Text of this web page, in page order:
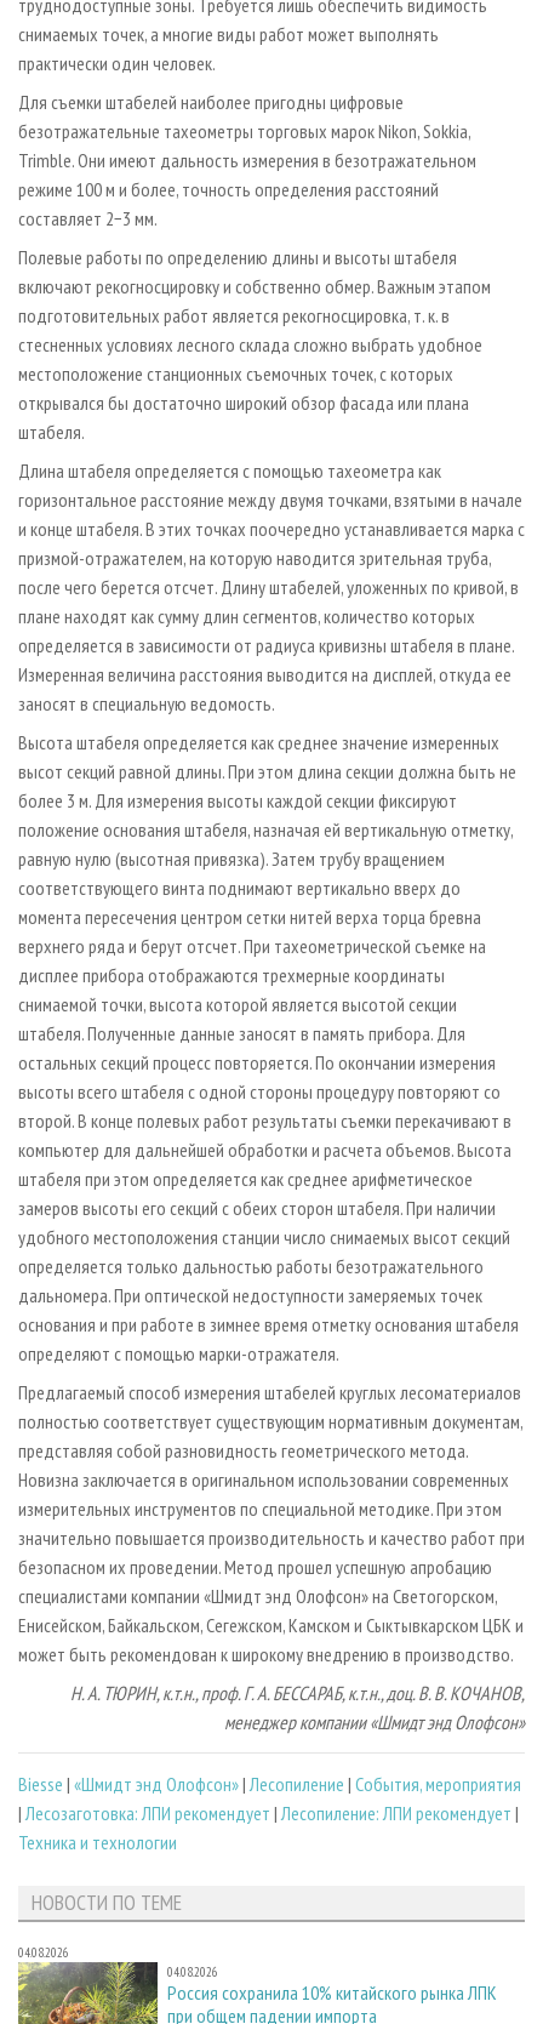
труднодоступные зоны. Требуется лишь обеспечить видимость
снимаемых точек, а многие виды работ может выполнять
практически один человек.
Для съемки штабелей наиболее пригодны цифровые
безотражательные тахеометры торговых марок Nikon, Sokkia,
Trimble. Они имеют дальность измерения в безотражательном
режиме 100 м и более, точность определения расстояний
составляет 2−3 мм.
Полевые работы по определению длины и высоты штабеля
включают рекогносцировку и собственно обмер. Важным этапом
подготовительных работ является рекогносцировка, т. к. в
стесненных условиях лесного склада сложно выбрать удобное
местоположение станционных съемочных точек, с которых
открывался бы достаточно широкий обзор фасада или плана
штабеля.
Длина штабеля определяется с помощью тахеометра как
горизонтальное расстояние между двумя точками, взятыми в начале
и конце штабеля. В этих точках поочередно устанавливается марка с
призмой-отражателем, на которую наводится зрительная труба,
после чего берется отсчет. Длину штабелей, уложенных по кривой, в
плане находят как сумму длин сегментов, количество которых
определяется в зависимости от радиуса кривизны штабеля в плане.
Измеренная величина расстояния выводится на дисплей, откуда ее
заносят в специальную ведомость.
Высота штабеля определяется как среднее значение измеренных
высот секций равной длины. При этом длина секции должна быть не
более 3 м. Для измерения высоты каждой секции фиксируют
положение основания штабеля, назначая ей вертикальную отметку,
равную нулю (высотная привязка). Затем трубу вращением
соответствующего винта поднимают вертикально вверх до
момента пересечения центром сетки нитей верха торца бревна
верхнего ряда и берут отсчет. При тахеометрической съемке на
дисплее прибора отображаются трехмерные координаты
снимаемой точки, высота которой является высотой секции
штабеля. Полученные данные заносят в память прибора. Для
остальных секций процесс повторяется. По окончании измерения
высоты всего штабеля с одной стороны процедуру повторяют со
второй. В конце полевых работ результаты съемки перекачивают в
компьютер для дальнейшей обработки и расчета объемов. Высота
штабеля при этом определяется как среднее арифметическое
замеров высоты его секций с обеих сторон штабеля. При наличии
удобного местоположения станции число снимаемых высот секций
определяется только дальностью работы безотражательного
дальномера. При оптической недоступности замеряемых точек
основания и при работе в зимнее время отметку основания штабеля
определяют с помощью марки-отражателя.
Предлагаемый способ измерения штабелей круглых лесоматериалов
полностью соответствует существующим нормативным документам,
представляя собой разновидность геометрического метода.
Новизна заключается в оригинальном использовании современных
измерительных инструментов по специальной методике. При этом
значительно повышается производительность и качество работ при
безопасном их проведении. Метод прошел успешную апробацию
специалистами компании «Шмидт энд Олофсон» на Светогорском,
Енисейском, Байкальском, Сегежском, Камском и Сыктывкарском ЦБК и
может быть рекомендован к широкому внедрению в производство.
Н. А. ТЮРИН, к.т.н., проф. Г. А. БЕССАРАБ, к.т.н., доц. В. В. КОЧАНОВ,
менеджер компании «Шмидт энд Олофсон»
Biesse | «Шмидт энд Олофсон»| Лесопиление | События, мероприятия
| Лесозаготовка: ЛПИ рекомендует | Лесопиление: ЛПИ рекомендует |
Техника и технологии
НОВОСТИ ПО ТЕМЕ
04.08.2026
04.08.2026
Россия сохранила 10% китайского рынка ЛПК
при общем падении импорта